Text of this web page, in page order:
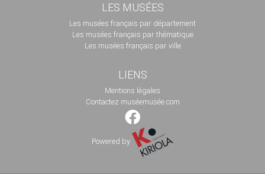
LES MUSÉES
Les musées français par département
Les musées français par thématique
Les musées français par ville
LIENS
Mentions légales
Contactez muséemusée.com
Powered by